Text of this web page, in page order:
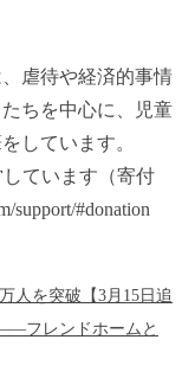
虐待や経済的事情
ちを中心に、児童
しています。
ています（寄付
support/#donation
人を突破【3月15日追
フレンドホームと